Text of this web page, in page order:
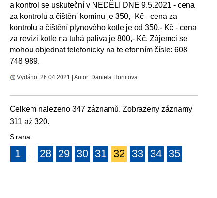
a kontrol se uskuteční v NEDĚLI DNE 9.5.2021 - cena
za kontrolu a čištění komínu je 350,- Kč - cena za
kontrolu a čištění plynového kotle je od 350,- Kč - cena
za revizi kotle na tuhá paliva je 800,- Kč. Zájemci se
mohou objednat telefonicky na telefonním čísle: 608
748 989.
Vydáno: 26.04.2021 | Autor: Daniela Horutova
Celkem nalezeno 347 záznamů. Zobrazeny záznamy
311 až 320.
Strana:
1 … 28 29 30 31 32 33 34 35